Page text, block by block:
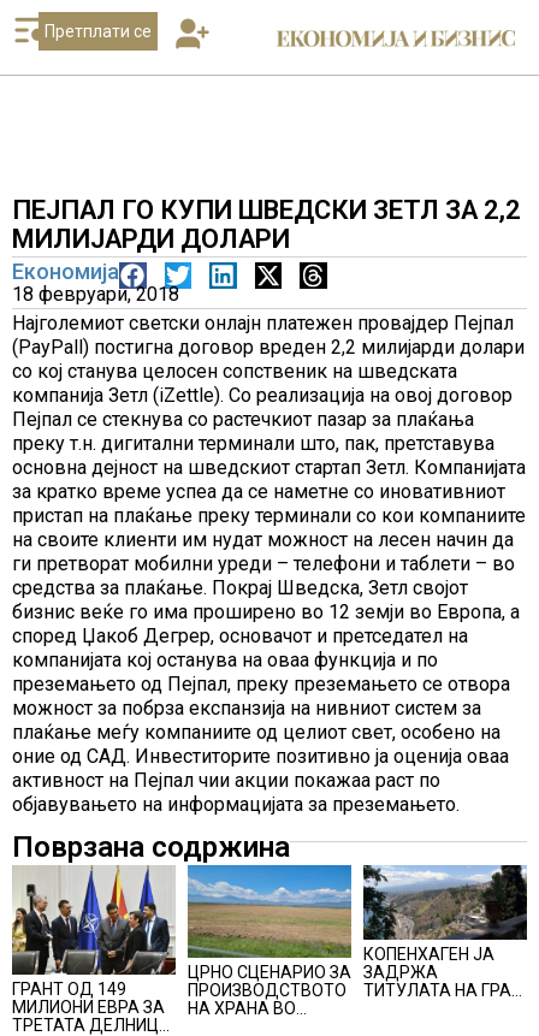
Претплати се
ПЕЈПАЛ ГО КУПИ ШВЕДСКИ ЗЕТЛ ЗА 2,2
МИЛИЈАРДИ ДОЛАРИ
Економија
18 февруари, 2018
Најголемиот светски онлајн платежен провајдер Пејпал
(PayPall) постигна договор вреден 2,2 милијарди долари
со кој станува целосен сопственик на шведската
компанија Зетл (iZettle). Со реализација на овој договор
Пејпал се стекнува со растечкиот пазар за плаќања
преку т.н. дигитални терминали што, пак, претставува
основна дејност на шведскиот стартап Зетл. Компанијата
за кратко време успеа да се наметне со иновативниот
пристап на плаќање преку терминали со кои компаниите
на своите клиенти им нудат можност на лесен начин да
ги претворат мобилни уреди – телефони и таблети – во
средства за плаќање. Покрај Шведска, Зетл својот
бизнис веќе го има проширено во 12 земји во Европа, а
според Џакоб Дегрер, основачот и претседател на
компанијата кој останува на оваа функција и по
преземањето од Пејпал, преку преземањето се отвора
можност за побрза експанзија на нивниот систем за
плаќање меѓу компаниите од целиот свет, особено на
оние од САД. Инвеститорите позитивно ја оценија оваа
активност на Пејпал чии акции покажаа раст по
објавувањето на информацијата за преземањето.
Поврзана содржина
ГРАНТ ОД 149
МИЛИОНИ ЕВРА ЗА
ТРЕТАТА ДЕЛНИЦА
ЦРНО СЦЕНАРИО ЗА
ПРОИЗВОДСТВОТО
НА ХРАНА ВО
КОПЕНХАГЕН ЈА
ЗАДРЖА
ТИТУЛАТА НА ГРАД